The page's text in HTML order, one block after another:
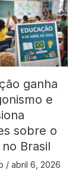
ganha
e
sobre o
Brasil
/abril 6, 2026